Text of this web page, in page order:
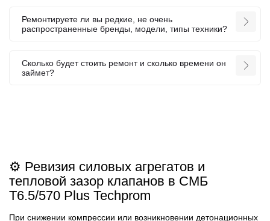
Ремонтируете ли вы редкие, не очень
распространенные бренды, модели, типы техники?
Сколько будет стоить ремонт и сколько времени он
займет?
⚙️ Ревизия силовых агрегатов и
тепловой зазор клапанов в СМБ
Т6.5/570 Plus Techprom
При снижении компрессии или возникновении детонационных